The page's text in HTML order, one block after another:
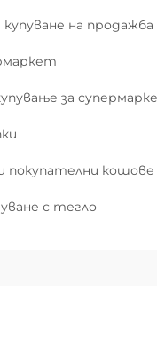
на продажба
за
покупателни кошове
с тегло